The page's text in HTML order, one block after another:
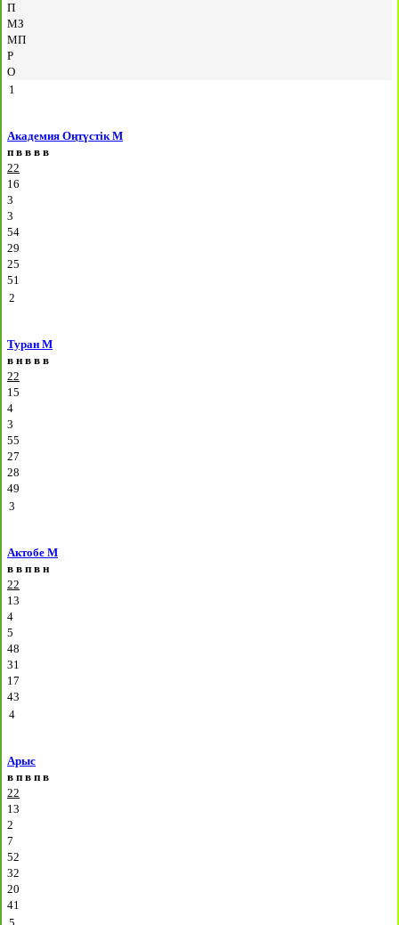
П
МЗ
МП
Р
О
1
Академия Оңтүстік М
п в в в в
22
16
3
3
54
29
25
51
2
Туран М
в н в в в
22
15
4
3
55
27
28
49
3
Актобе М
в в п в н
22
13
4
5
48
31
17
43
4
Арыс
в п в п в
22
13
2
7
52
32
20
41